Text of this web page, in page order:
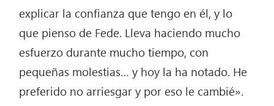
explicar la confianza que tengo en él, y lo
que pienso de Fede. Lleva haciendo mucho
esfuerzo durante mucho tiempo, con
pequeñas molestias… y hoy la ha notado. He
preferido no arriesgar y por eso le cambié».